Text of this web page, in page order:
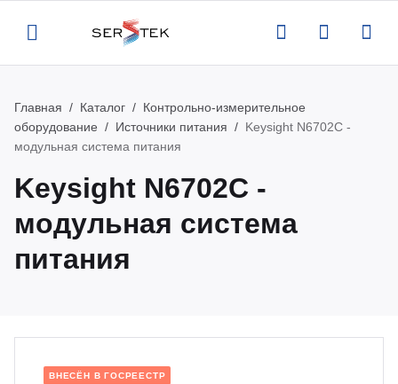
Назад
Назад
измерительное
оборудование
Назад
и аттестация поставляемого
измерений по задаче
Назад
Главная Каталог
Контрольно-измерительное
оборудование
Источники питания
Keysight N6702C -
модульная система питания
Keysight N6702C -
модульная система
питания
ВНЕСЁН В ГОСРЕЕСТР